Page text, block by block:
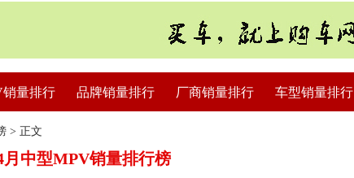
销量排行 品牌销量排行 厂商销量排行 车型销量排行
> 正文
月中型MPV销量排行榜